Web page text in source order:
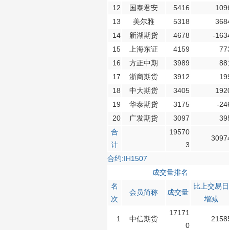
12
国泰君安 5416
13
美尔雅 5318
14
新湖期货 4678
-
15
上海东证 4159
16
方正中期 3989
17
浙商期货 3912
18
中大期货 3405
19
华泰期货 3175
-
20
广发期货 3097
合
计
19570
3
合约:IH1507
成交量排名
名
次
会员简称 成交量
比上交易日
增减
1 中信期货
17171
0